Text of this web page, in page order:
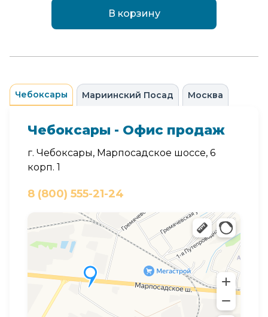
В корзину
Чебоксары Мариинский Посад Москва
Чебоксары - Офис продаж
г. Чебоксары, Марпосадское шоссе, 6
корп. 1
8 (800) 555-21-24